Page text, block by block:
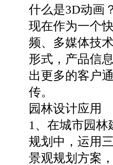
什么是3D动画
现在作为一个
频、多媒体技
形式，产品信
出更多的客户
传。
园林设计应用
1、在城市园
规划中，运用
景观规划方案